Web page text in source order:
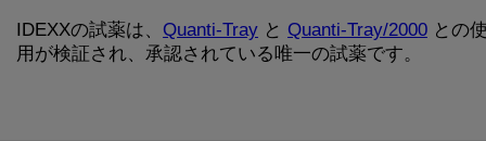
IDEXXの試薬は、 Quanti-Tray と Quanti-Tray/2000 との
用が検証され、承認されている唯一の試薬です。